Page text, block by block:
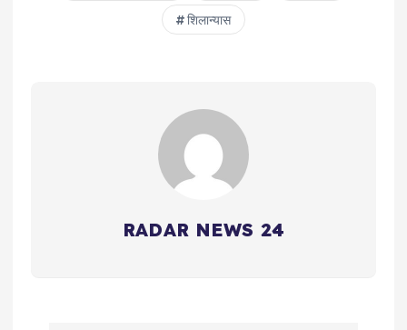
शिलान्यास
RADAR NEWS 24